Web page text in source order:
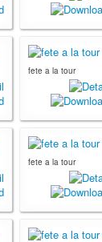
fete a la tour
fete a la tour